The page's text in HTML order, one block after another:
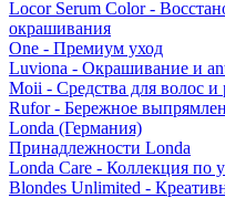
Locor Serum Color -
окрашивания
One - Премиум уход
Luviona - Окрашивание и
Moii - Средства для волос и
Rufor - Бережное
Londa (Германия)
Принадлежности Londa
Londa Care - Коллекция по
Blondes Unlimited -